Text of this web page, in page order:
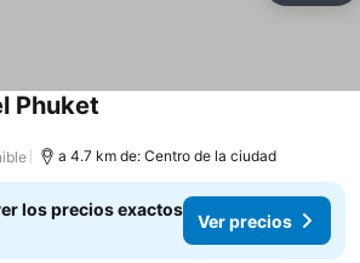
Phuket
a 4.7 km de: Centro de la ciudad
los precios exactos
Ver precios